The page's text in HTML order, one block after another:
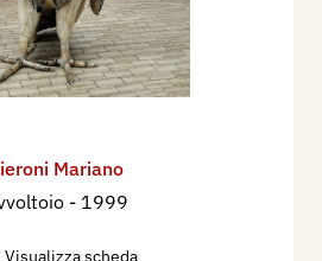
Mariano
- 1999
Visualizza scheda